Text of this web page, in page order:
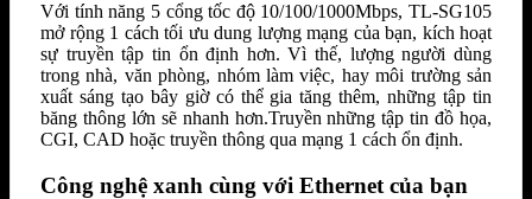
Với tính năng 5 cổng tốc độ 10/100/1000Mbps, TL-SG105
mở rộng 1 cách tối ưu dung lượng mạng của bạn, kích hoạt
sự truyền tập tin ổn định hơn. Vì thế, lượng người dùng
trong nhà, văn phòng, nhóm làm việc, hay môi trường sản
xuất sáng tạo bây giờ có thể gia tăng thêm, những tập tin
băng thông lớn sẽ nhanh hơn.Truyền những tập tin đồ họa,
CGI, CAD hoặc truyền thông qua mạng 1 cách ổn định.
Công nghệ xanh cùng với Ethernet của bạn